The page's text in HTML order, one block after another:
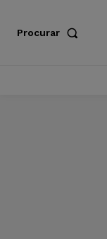
Procurar